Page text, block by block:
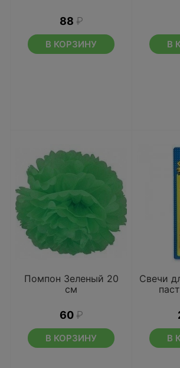
88 ₽
В КОРЗИНУ В
Помпон Зеленый 20
см
60 ₽
В КОРЗИНУ
Свечи
В